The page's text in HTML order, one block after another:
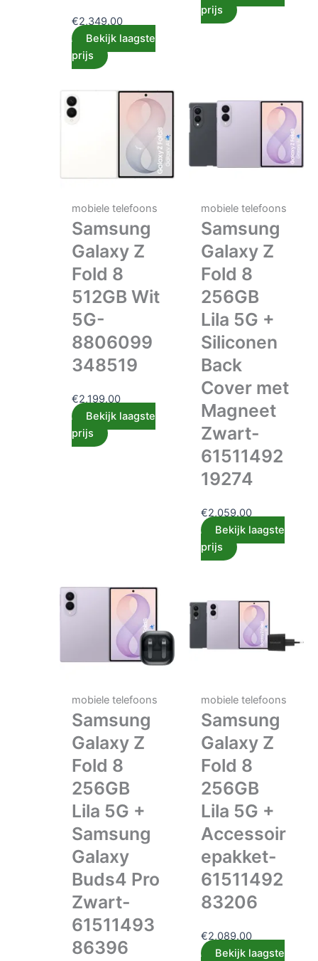
€2,349.00
Bekijk laagste
prijs
prijs
mobiele telefoons
Samsung
Galaxy Z
Fold 8
512GB Wit
5G-
8806099
348519
€2,199.00
Bekijk laagste
prijs
mobiele telefoons
Samsung
Galaxy Z
Fold 8
256GB
Lila 5G +
Siliconen
Back
Cover met
Magneet
Zwart-
61511492
19274
€2,059.00
Bekijk laagste
prijs
mobiele telefoons
Samsung
Galaxy Z
Fold 8
256GB
Lila 5G +
Samsung
Galaxy
Buds4 Pro
Zwart-
61511493
86396
mobiele telefoons
Samsung
Galaxy Z
Fold 8
256GB
Lila 5G +
Accessoir
epakket-
61511492
83206
€2,089.00
Bekijk laagste